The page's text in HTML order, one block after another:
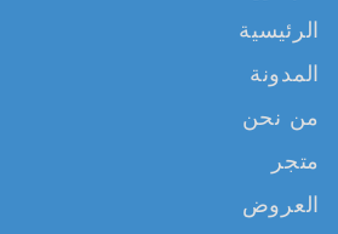
الرئيسية
المدونة
من نحن
متجر
العروض